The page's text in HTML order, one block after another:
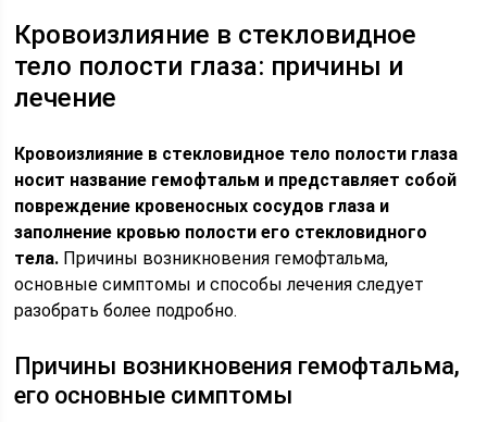
Кровоизлияние в стекловидное
тело полости глаза: причины и
лечение
Кровоизлияние в стекловидное тело полости глаза
носит название гемофтальм и представляет собой
повреждение кровеносных сосудов глаза и
заполнение кровью полости его стекловидного
тела. Причины возникновения гемофтальма,
основные симптомы и способы лечения следует
разобрать более подробно.
Причины возникновения гемофтальма,
его основные симптомы